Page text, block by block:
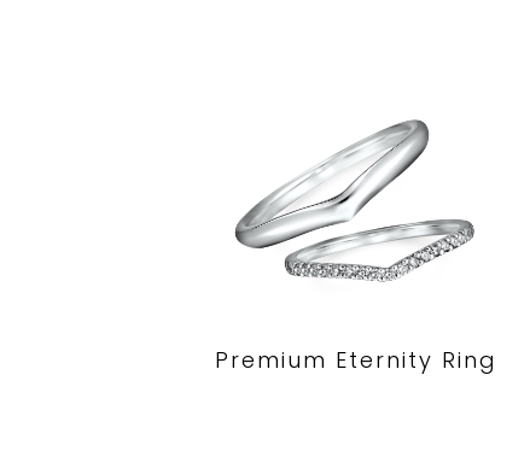
Premium Eternity Ring